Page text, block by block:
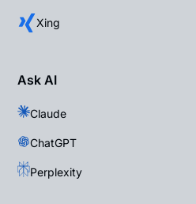
Xing
Ask AI
Claude
ChatGPT
Perplexity